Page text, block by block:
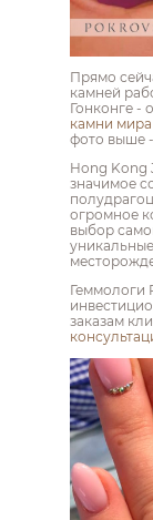
Прямо
камней
Гонконге -
камни мира
фото выше
Hong Kong
значимое
огромное
выбор
Геммологи
заказам